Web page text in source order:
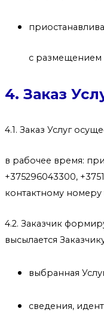
с размещением
4. Заказ
4.1. Заказ Услуг
в рабочее время:
+375296043300,
контактному
4.2. Заказчик
высылается
выбранная
сведения,